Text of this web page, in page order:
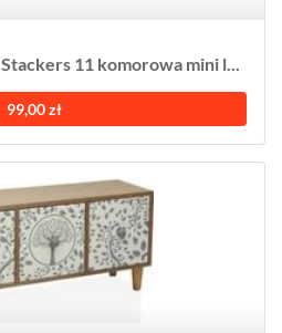
11 komorowa mini l...
99,00 zł